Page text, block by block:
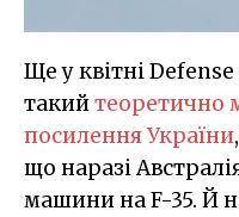
Ще у квітні
такийтеоретично
посилення України
що наразі
машини на F-35. Й